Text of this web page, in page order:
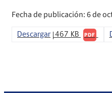
Fecha de publicación: 6 de
Descargar 467 KB PDF